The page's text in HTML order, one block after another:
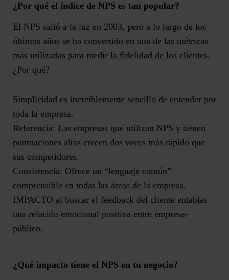
¿Por qué el índice de NPS es tan popular?
El NPS salió a la luz en 2003, pero a lo largo de los
últimos años se ha convertido en una de las métricas
más utilizadas para medir la fidelidad de los clientes.
¿Por qué?
Simplicidad es increíblemente sencillo de entender por
toda la empresa.
Referencia: Las empresas que utilizan NPS y tienen
puntuaciones altas crecen dos veces más rápido que
sus competidores.
Consistencia: Ofrece un “lenguaje común”
comprensible en todas las áreas de la empresa.
IMPACTO al buscar el feedback del cliente entablas
una relación emocional positiva entre empresa-
público.
¿Qué impacto tiene el NPS en tu negocio?